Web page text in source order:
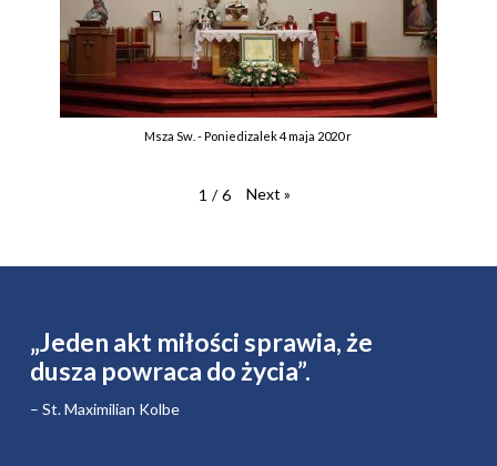
Msza Sw. - Poniedizalek 4 maja 2020 r
1 / 6 Next »
„Jeden akt miłości sprawia, że ​​
dusza powraca do życia”.
– St. Maximilian Kolbe